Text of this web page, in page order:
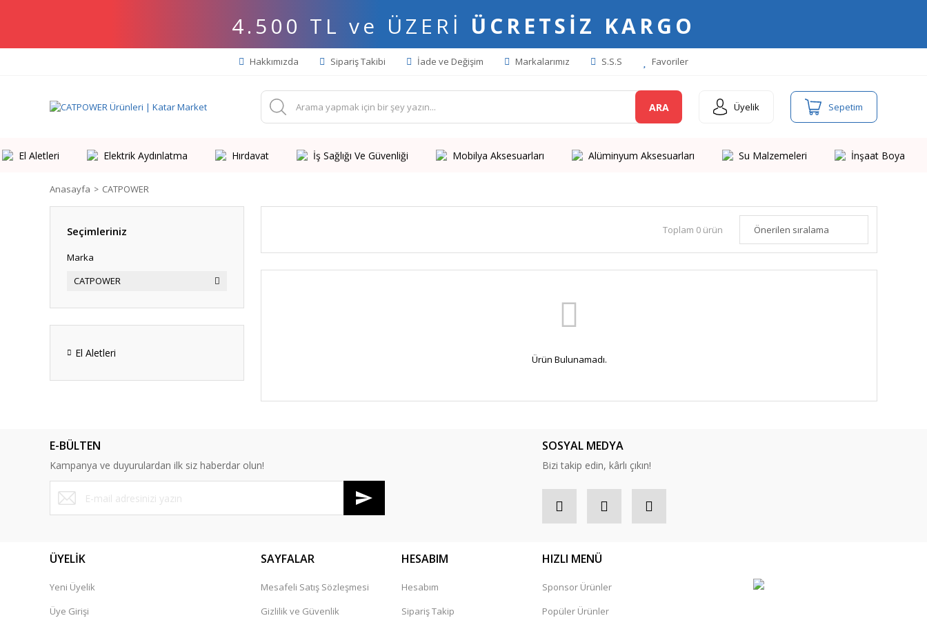
4.500 TL ve ÜZERİ ÜCRETSİZ KARGO
Hakkımızda Sipariş Takibi İade ve Değişim Markalarımız S.S.S Favoriler
ARA Üyelik Sepetim
El Aletleri Elektrik Aydınlatma Hırdavat İş Sağlığı Ve Güvenliği Mobilya Aksesuarları Alüminyum Aksesuarları Su Malzemeleri İnşaat Boya
Anasayfa CATPOWER
Seçimleriniz
Marka
CATPOWER
El Aletleri
Toplam 0 ürün
Ürün Bulunamadı.
E-BÜLTEN
Kampanya ve duyurulardan ilk siz haberdar olun!
SOSYAL MEDYA
Bizi takip edin, kârlı çıkın!
ÜYELİK
Yeni Üyelik
Üye Girişi
SAYFALAR
Mesafeli Satış Sözleşmesi
Gizlilik ve Güvenlik
HESABIM
Hesabım
Sipariş Takip
HIZLI MENÜ
Sponsor Ürünler
Popüler Ürünler